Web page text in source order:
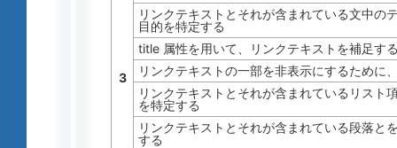
3
リンクテキストとそれが含まれている文中の
目的を特定する
title 属性を用いて、リンクテキストを補足す
リンクテキストの一部を非表示にするために
リンクテキストとそれが含まれているリスト
を特定する
リンクテキストとそれが含まれている段落と
する